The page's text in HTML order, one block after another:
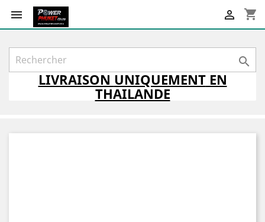
 shopping_cart


LIVRAISON UNIQUEMENTEN
THAILANDE